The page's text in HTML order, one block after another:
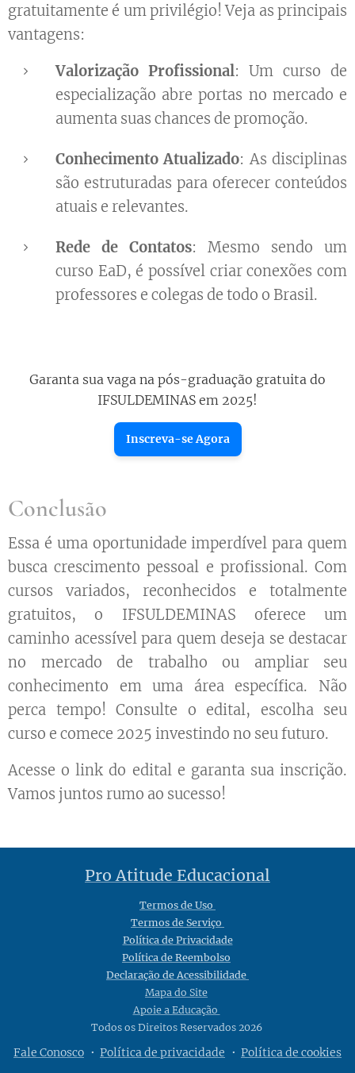
gratuitamente é um privilégio! Veja as principais
vantagens:
Valorização Profissional: Um curso de
especialização abre portas no mercado e
aumenta suas chances de promoção.
Conhecimento Atualizado: As disciplinas
são estruturadas para oferecer conteúdos
atuais e relevantes.
Rede de Contatos: Mesmo sendo um
curso EaD, é possível criar conexões com
professores e colegas de todo o Brasil.
Garanta sua vaga na pós-graduação gratuita do
IFSULDEMINAS em 2025!
Inscreva-se Agora
Conclusão
Essa é uma oportunidade imperdível para quem
busca crescimento pessoal e profissional. Com
cursos variados, reconhecidos e totalmente
gratuitos, o IFSULDEMINAS oferece um
caminho acessível para quem deseja se destacar
no mercado de trabalho ou ampliar seu
conhecimento em uma área específica. Não
perca tempo! Consulte o edital, escolha seu
curso e comece 2025 investindo no seu futuro.
Acesse o link do edital e garanta sua inscrição.
Vamos juntos rumo ao sucesso!
Pro Atitude Educacional
Termos de Uso
Termos de Serviço
Política de Privacidade
Política de Reembolso
Declaração de Acessibilidade
Mapa do Site
Apoie a Educação
Todos os Direitos Reservados 2026
Fale Conosco Política de privacidade Política de cookies